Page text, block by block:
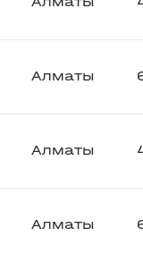
Алматы
Алматы
Алматы